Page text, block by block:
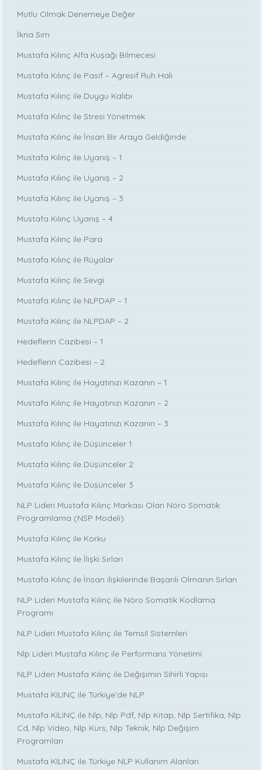
Mutlu Olmak Denemeye Değer
İkna Sırrı
Mustafa Kılınç Alfa Kuşağı Bilmecesi
Mustafa Kılınç ile Pasif – Agresif Ruh Hali
Mustafa Kılınç ile Duygu Kalıbı
Mustafa Kılınç ile Stresi Yönetmek
Mustafa Kılınç ile İnsan Bir Araya Geldiğinde
Mustafa Kılınç ile Uyanış – 1
Mustafa Kılınç ile Uyanış – 2
Mustafa Kılınç ile Uyanış – 3
Mustafa Kılınç Uyanış – 4
Mustafa Kılınç ile Para
Mustafa Kılınç ile Rüyalar
Mustafa Kılınç ile Sevgi
Mustafa Kılınç ile NLPDAP – 1
Mustafa Kılınç ile NLPDAP – 2
Hedeflerin Cazibesi – 1
Hedeflerin Cazibesi – 2
Mustafa Kılınç ile Hayatınızı Kazanın – 1
Mustafa Kılınç ile Hayatınızı Kazanın – 2
Mustafa Kılınç ile Hayatınızı Kazanın – 3
Mustafa Kılınç ile Düşünceler 1
Mustafa Kılınç ile Düşünceler 2
Mustafa Kılınç ile Düşünceler 3
NLP Lideri Mustafa Kılınç Markası Olan Nöro Somatik
Programlama (NSP Modeli)
Mustafa Kılınç ile Korku
Mustafa Kılınç ile İlişki Sırları
Mustafa Kılınç ile İnsan ilişkilerinde Başarılı Olmanın Sırları
NLP Lideri Mustafa Kılınç ile Nöro Somatik Kodlama
Programı
NLP Lideri Mustafa Kılınç ile Temsil Sistemleri
Nlp Lideri Mustafa Kılınç ile Performans Yönetimi
NLP Lideri Mustafa Kılınç ile Değişimin Sihirli Yapısı
Mustafa KILINÇ ile Türkiye’de NLP
Mustafa KILINÇ ile Nlp, Nlp Pdf, Nlp Kitap, Nlp Sertifika, Nlp
Cd, Nlp Video, Nlp Kurs, Nlp Teknik, Nlp Değişim
Programları
Mustafa KILINÇ ile Türkiye NLP Kullanım Alanları